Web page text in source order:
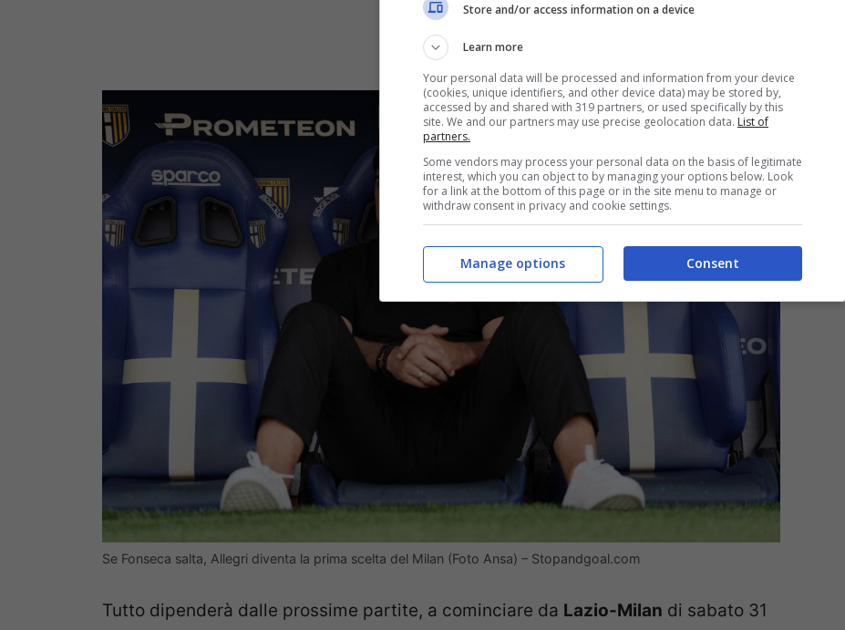
Se Fonseca salta, Allegri diventa la prima scelta del Milan (Foto Ansa) – Stopandgoal.com
Tutto dipenderà dalle prossime partite, a cominciare da Lazio-Milan di sabato 31
Store and/or access information on a device
Learn more
Your personal data will be processed and information from your device
(cookies, unique identifiers, and other device data) may be stored by,
accessed by and shared with 319 partners, or used specifically by this
site. We and our partners may use precise geolocation data. List of
partners.
Some vendors may process your personal data on the basis of legitimate
interest, which you can object to by managing your options below. Look
for a link at the bottom of this page or in the site menu to manage or
withdraw consent in privacy and cookie settings.
Consent
Manage options